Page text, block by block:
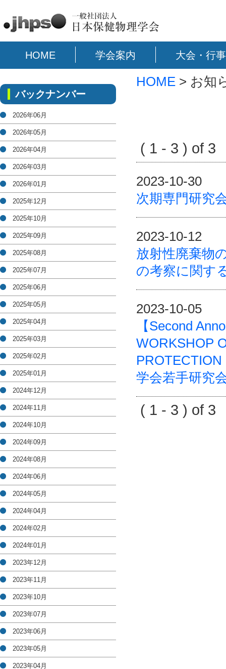
HOME 学会案内 大会・行事
HOME > お知
( 1 - 3 ) of
2023-10-30
次期専門研究
2023-10-12
放射性廃棄物
の考察に関す
2023-10-05
【Second
WORKSHOP
学会若手研究
( 1 - 3 ) of
バックナンバー
2026年06月
2026年05月
2026年04月
2026年03月
2026年01月
2025年12月
2025年10月
2025年09月
2025年08月
2025年07月
2025年06月
2025年05月
2025年04月
2025年03月
2025年02月
2025年01月
2024年12月
2024年11月
2024年10月
2024年09月
2024年08月
2024年06月
2024年05月
2024年04月
2024年02月
2024年01月
2023年12月
2023年11月
2023年10月
2023年07月
2023年06月
2023年05月
2023年04月